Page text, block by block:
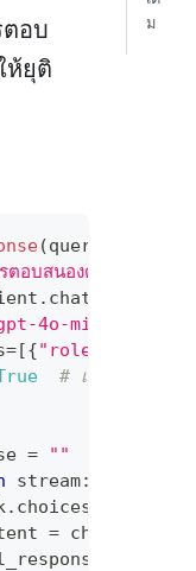
อบ
ห้ยุติ
(query
ตอบสนองตามที่มาถึง
. chat
4o-mini"
=[{"role"
# เปิดใช้งานกา
=
""
stream:
. choices
= chunk
ม